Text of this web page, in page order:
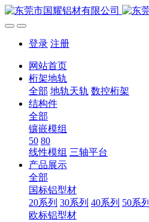
登录 注册
网站首页
桁架地轨
全部 地轨天轨 数控桁架
结构件
全部
镶嵌模组
50 80
线性模组 三轴平台
产品展示
全部
国标铝型材
20系列 30系列 40系列 50系列
欧标铝型材